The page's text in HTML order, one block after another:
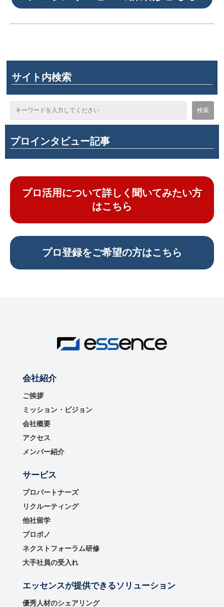
サイト内検索
プロインタビュー記事
プロ活用について詳しく聞いてみたい方
はこちら
プロ登録をご希望の方はこちら
会社紹介
ご挨拶
ミッション・ビジョン
会社概要
アクセス
メンバー紹介
サービス
プロパートナーズ
リクルーティング
他社留学
プロボノ
ネクストフォーラム研修
大手社員の受入れ
エッセンスが提供できるソリューション
優秀⼈材のシェアリング